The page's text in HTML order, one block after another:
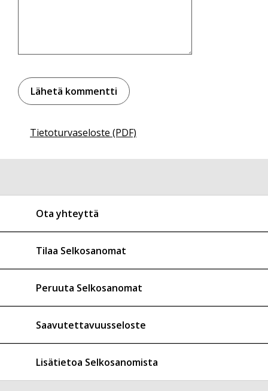
Tietoturvaseloste (PDF)
Ota yhteyttä
Tilaa Selkosanomat
Peruuta Selkosanomat
Saavutettavuusseloste
Lisätietoa Selkosanomista